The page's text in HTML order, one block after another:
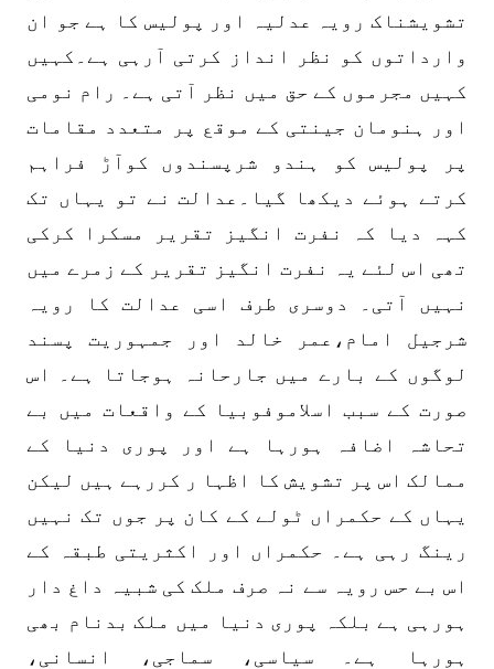
تشویشناک رویہ عدلیہ اور پولیس کا ہے جو ان
وارداتوں کو نظر انداز کرتی آرہی ہے۔کہیں
کہیں مجرموں کے حق میں نظر آتی ہے۔ رام نومی
اور ہنومان جینتی کے موقع پر متعدد مقامات
پر پولیس کو ہندو شرپسندوں کوآڑ فراہم
کرتے ہوئے دیکھا گیا۔عدالت نے تو یہاں تک
کہہ دیا کہ نفرت انگیز تقریر مسکرا کرکی
تھی اس لئے یہ نفرت انگیز تقریر کے زمرے میں
نہیں آتی۔ دوسری طرف اسی عدالت کا رویہ
شرجیل امام،عمر خالد اور جمہوریت پسند
لوگوں کے بارے میں جارحانہ ہوجاتا ہے۔ اس
صورت کے سبب اسلاموفوبیا کے واقعات میں بے
تحاشہ اضافہ ہورہا ہے اور پوری دنیا کے
ممالک اس پر تشویش کا اظہا ر کررہے ہیں لیکن
یہاں کے حکمراں ٹولے کے کان پر جوں تک نہیں
رینگ رہی ہے۔ حکمراں اور اکثریتی طبقہ کے
اس بے حس رویہ سے نہ صرف ملک کی شبیہ داغ دار
ہورہی ہے بلکہ پوری دنیا میں ملک بدنام بھی
ہورہا ہے۔ سیاسی، سماجی، انسانی،